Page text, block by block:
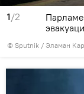
1/2
© Sputnik / Эламан